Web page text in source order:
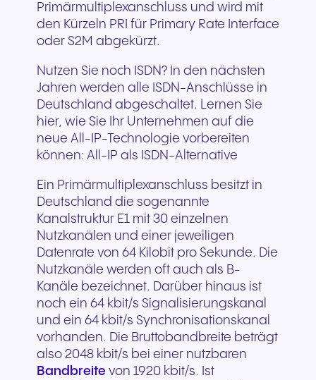
Primärmultiplexanschluss und wird mit
den Kürzeln PRI für Primary Rate Interface
oder S2M abgekürzt.
Nutzen Sie noch ISDN? In den nächsten
Jahren werden alle ISDN-Anschlüsse in
Deutschland abgeschaltet. Lernen Sie
hier, wie Sie Ihr Unternehmen auf die
neue All-IP-Technologie vorbereiten
können: All-IP als ISDN-Alternative
Ein Primärmultiplexanschluss besitzt in
Deutschland die sogenannte
Kanalstruktur E1 mit 30 einzelnen
Nutzkanälen und einer jeweiligen
Datenrate von 64 Kilobit pro Sekunde. Die
Nutzkanäle werden oft auch als B-
Kanäle bezeichnet. Darüber hinaus ist
noch ein 64 kbit/s Signalisierungskanal
und ein 64 kbit/s Synchronisationskanal
vorhanden. Die Bruttobandbreite beträgt
also 2048 kbit/s bei einer nutzbaren
Bandbreite von 1920 kbit/s. Ist